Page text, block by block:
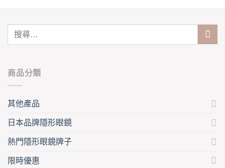
page
商品分類
其他產品
日本品牌隱形眼鏡
熱門隱形眼鏡牌子
限時優惠